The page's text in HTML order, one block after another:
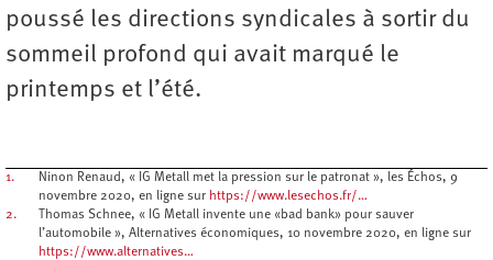
poussé les directions syndicales à sortir du
sommeil profond qui avait marqué le
printemps et l’été.
1.
Ninon Renaud, « IG Metall met la pression sur le patronat », les Échos, 9
novembre 2020, en ligne sur https://www.lesechos.fr/…
2.
Thomas Schnee, « IG Metall invente une «bad bank» pour sauver
l’automobile », Alternatives économiques, 10 novembre 2020, en ligne sur
https://www.alternatives…